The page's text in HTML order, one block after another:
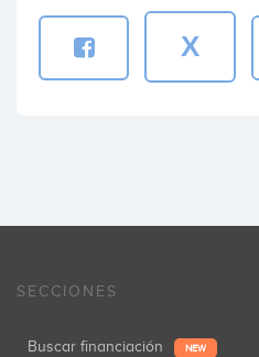
X
SECCIONES
Buscar financiación NEW